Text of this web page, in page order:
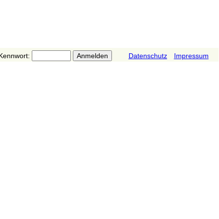
Datenschutz Impressum